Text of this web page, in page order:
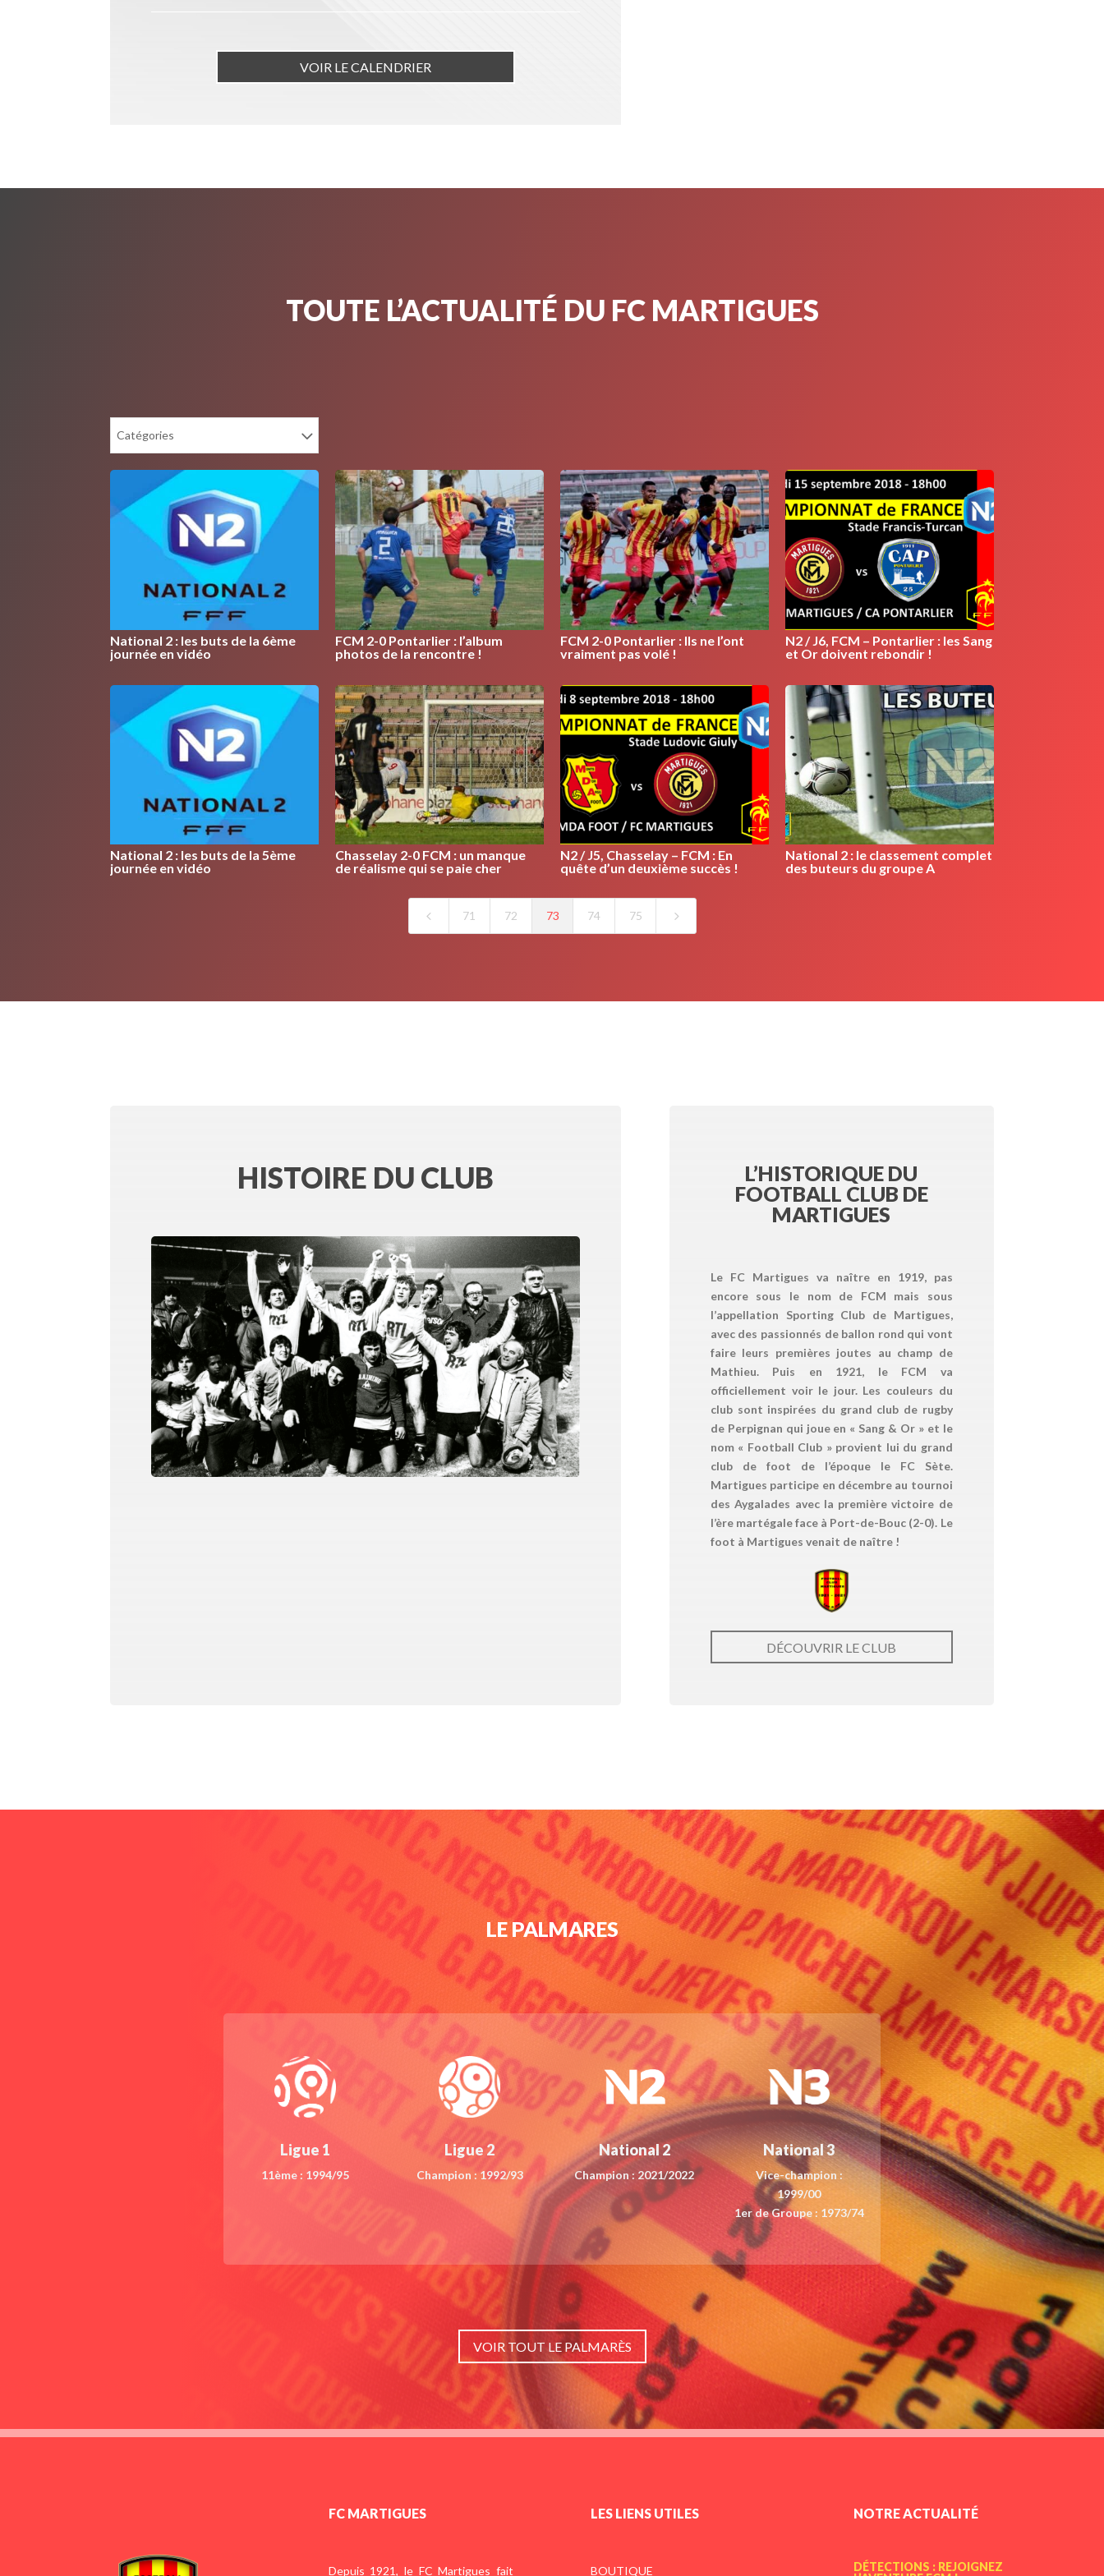
VOIR LE CALENDRIER
TOUTE L’ACTUALITÉ DU FC MARTIGUES
Catégories
National 2 : les buts de la 6ème
journée en vidéo
FCM 2-0 Pontarlier : l’album
photos de la rencontre !
FCM 2-0 Pontarlier : Ils ne l’ont
vraiment pas volé !
N2 / J6, FCM – Pontarlier : les Sang
et Or doivent rebondir !
National 2 : les buts de la 5ème
journée en vidéo
Chasselay 2-0 FCM : un manque
de réalisme qui se paie cher
N2 / J5, Chasselay – FCM : En
quête d’un deuxième succès !
National 2 : le classement complet
des buteurs du groupe A
4 71 72 73 74 75 5
HISTOIRE DU CLUB
L’HISTORIQUE DU
FOOTBALL CLUB DE
MARTIGUES
Le FC Martigues va naître en 1919, pas
encore sous le nom de FCM mais sous
l’appellation Sporting Club de Martigues,
avec des passionnés de ballon rond qui vont
faire leurs premières joutes au champ de
Mathieu. Puis en 1921, le FCM va
officiellement voir le jour. Les couleurs du
club sont inspirées du grand club de rugby
de Perpignan qui joue en « Sang & Or » et le
nom « Football Club » provient lui du grand
club de foot de l’époque le FC Sète.
Martigues participe en décembre au tournoi
des Aygalades avec la première victoire de
l’ère martégale face à Port-de-Bouc (2-0). Le
foot à Martigues venait de naître !
DÉCOUVRIR LE CLUB
LE PALMARES
Ligue 1
11ème : 1994/95
Ligue 2
Champion : 1992/93
National 2
Champion : 2021/2022
National 3
Vice-champion :
1999/00
1er de Groupe : 1973/74
VOIR TOUT LE PALMARÈS
FC MARTIGUES
Depuis 1921, le FC Martigues fait
LES LIENS UTILES
BOUTIQUE
NOTRE ACTUALITÉ
DÉTECTIONS : REJOIGNEZ